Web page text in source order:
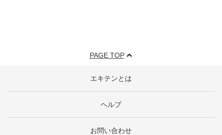
PAGE TOP
エキテンとは
ヘルプ
お問い合わせ